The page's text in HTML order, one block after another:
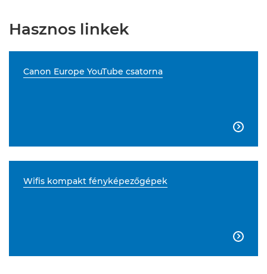
Hasznos linkek
Canon Europe YouTube csatorna

Wifis kompakt fényképezőgépek
